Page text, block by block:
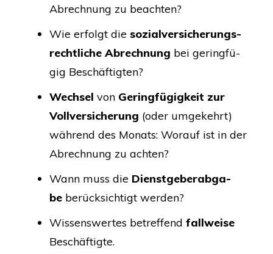
Abrech­nung zu beachten?
Wie erfolgt die sozi­al­ver­si­che­rungs­
recht­li­che Abrech­nung bei gering­fü­
gig Beschäftigten?
Wech­sel von Gering­fü­gig­keit zur
Voll­ver­si­che­rung (oder umge­kehrt)
wäh­rend des Monats: Wor­auf ist in der
Abrech­nung zu achten?
Wann muss die Dienst­ge­ber­ab­ga­
be berück­sich­tigt werden?
Wis­sens­wer­tes betref­fend fall­wei­se
Beschäftigte.